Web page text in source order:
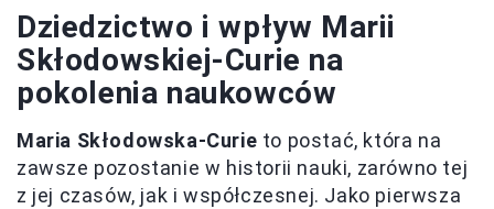
Dziedzictwo i wpływ Marii
Skłodowskiej-Curie na
pokolenia naukowców
Maria Skłodowska-Curie to postać, która na
zawsze pozostanie w historii nauki, zarówno tej
z jej czasów, jak i współczesnej. Jako pierwsza